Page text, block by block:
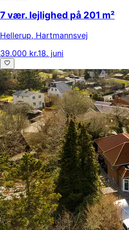
7 vær. lejlighed på 201 m²
Hellerup, Hartmannsvej
39.000 kr.18. juni